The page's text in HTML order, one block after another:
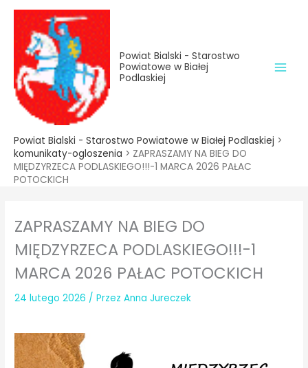
treści
Przejdź
treści
Powiat Bialski - Starostwo
Powiatowe w Białej
Podlaskiej
Powiat Bialski - Starostwo Powiatowe w Białej Podlaskiej >
komunikaty-ogloszenia > ZAPRASZAMY NA BIEG DO
MIĘDZYRZECA PODLASKIEGO!!!-1 MARCA 2026 PAŁAC
POTOCKICH
ZAPRASZAMY NA BIEG DO
MIĘDZYRZECA PODLASKIEGO!!!-1
MARCA 2026 PAŁAC POTOCKICH
24 lutego 2026 / PrzezAnna Jureczek